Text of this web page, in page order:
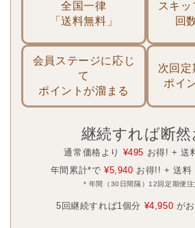
全国一律
「送料無料」
スキ
回
会員ステージに応じ
て
ポイントが溜まる
次回定
ポイ
継続すれば断然
通常価格より ¥495 お得! + 送
年間累計*で¥5,940 お得!! + 送料
* 年間（30日間隔）12回定期便注
5回継続すれば1個分 ¥4,950 が